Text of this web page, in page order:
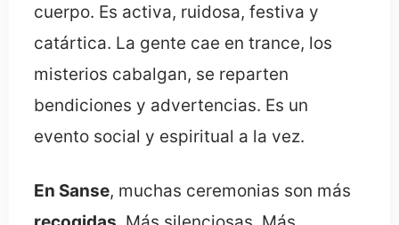
cuerpo. Es activa, ruidosa, festiva y
catártica. La gente cae en trance, los
misterios cabalgan, se reparten
bendiciones y advertencias. Es un
evento social y espiritual a la vez.
En Sanse, muchas ceremonias son más